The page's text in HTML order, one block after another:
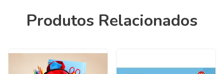
Produtos Relacionados